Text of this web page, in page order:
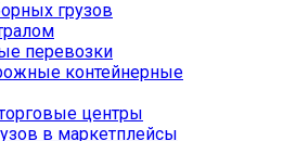
грузов
перевозки
контейнерные
центры
в маркетплейсы